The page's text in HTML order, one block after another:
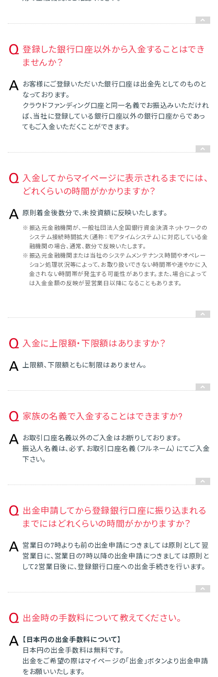
登録した銀行口座以外から入金することはでき
ませんか？
お客様にご登録いただいた銀行口座は出金先としてのものと
なっております。
クラウドファンディング口座と同一名義でお振込みいただけれ
ば、当社に登録している銀行口座以外の銀行口座からであっ
てもご入金いただくことができます。
入金してからマイページに表示されるまでには、
どれくらいの時間がかかりますか？
原則着金後数分で、未投資額に反映いたします。
※振込元金融機関が、一般社団法人全国銀行資金決済ネットワークの
システム接続時間拡大（通称：モアタイムシステム）に対応している金
融機関の場合、通常、数分で反映いたします。
※振込元金融機関または当社のシステムメンテナンス時間やオペレー
ション処理状況等によって、お取り扱い‌できない時間帯や速やかに入
金されない時間帯が発生する可能性があります。また、場合によって
は入金金額の反映が翌営業日以降になることもあります。
入金に上限額・下限額はありますか？
上限額、下限額ともに制限はありません。
家族の名義で入金することはできますか?
お取引口座名義以外のご入金はお断りしております。
振込人名義は、必ず、お取引口座名義（フルネーム）にてご入金
下さい。
出金申請してから登録銀行口座に振り込まれる
までにはどれくらいの時間がかかりますか？
営業日の7時よりも前の出金申請につきましては原則として翌
営業日に、営業日の7時以降の出金申請につきましては原則と
して2営業日後に、登録銀行口座への出金手続きを行います。
出金時の手数料について教えてください。
【日本円の出金手数料について】
日本円の出金手数料は無料です。
出金をご希望の際はマイページの「出金」ボタンより出金申請
をお願いいたします。